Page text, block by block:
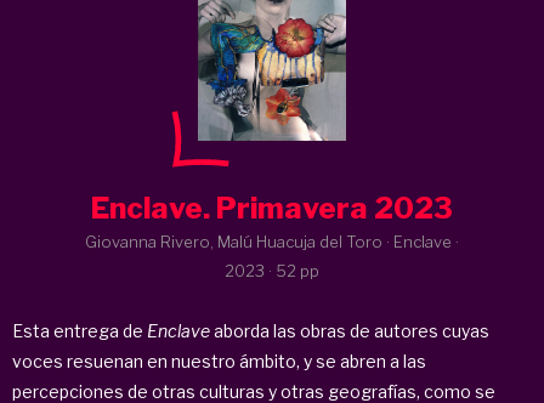
Enclave. Primavera 2023
Giovanna Rivero, Malú Huacuja del Toro · Enclave ·
2023 · 52 pp
Esta entrega de Enclaveaborda las obras de autores cuyas
voces resuenan en nuestro ámbito, y se abren a las
percepciones de otras culturas y otras geografías, como se